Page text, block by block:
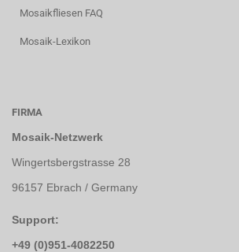
Mosaikfliesen FAQ
Mosaik-Lexikon
FIRMA
Mosaik-Netzwerk
Wingertsbergstrasse 28
96157 Ebrach / Germany
Support:
+49 (0)951-4082250